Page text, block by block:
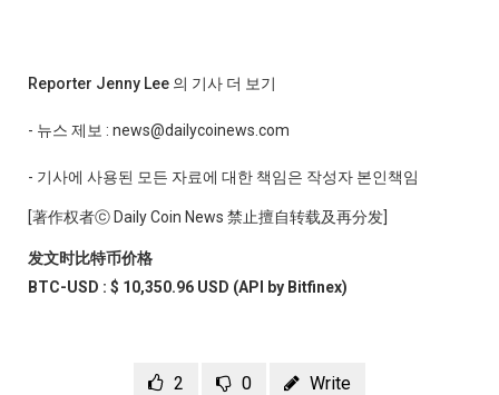
Reporter Jenny Lee 의 기사 더 보기
- 뉴스 제보 : news@dailycoinews.com
- 기사에 사용된 모든 자료에 대한 책임은 작성자 본인책임
[著作权者ⓒ Daily Coin News 禁止擅自转载及再分发]
发文时比特币价格
BTC-USD : $ 10,350.96 USD (API by Bitfinex)
2 0 Write